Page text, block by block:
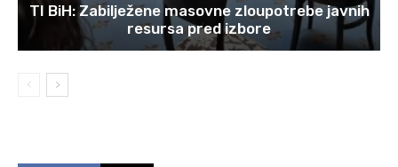
TI BiH: Zabilježene masovne zloupotrebe javnih
resursa pred izbore